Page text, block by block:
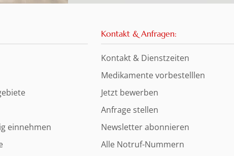
einnehmen
Kontakt & Anfragen:
Kontakt & Dienstzeiten
Medikamente vorbestelllen
Jetzt bewerben
Anfrage stellen
Newsletter abonnieren
Alle Notruf-Nummern